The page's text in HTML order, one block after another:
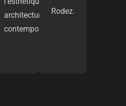
architecturale
contemporaine.
Rodez.